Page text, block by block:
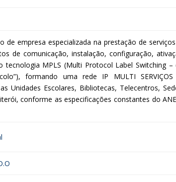
empresa especializada na prestação de
de comunicação, instalação, configuração,
MPLS (Multi Protocol Label Switching –
formando uma rede IP MULTI
Unidades Escolares, Bibliotecas, Telecentros,
conforme as especificações constantes do